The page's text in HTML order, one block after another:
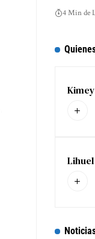
4 Min de